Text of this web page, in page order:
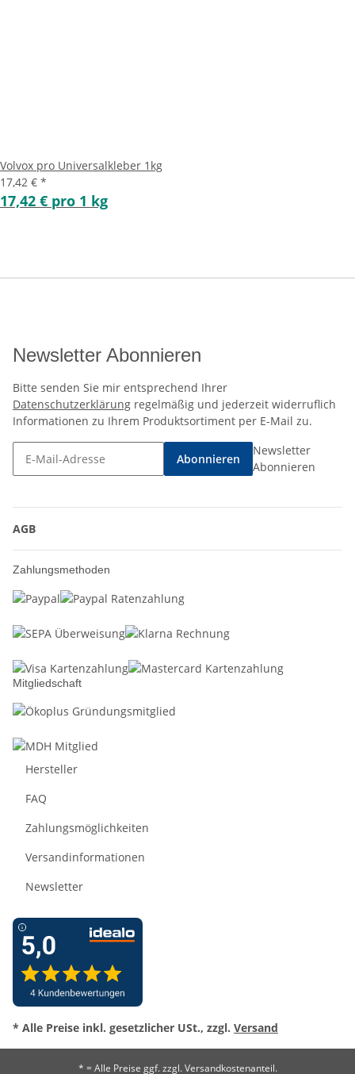
Volvox pro Universalkleber 1kg
17,42 € *
17,42 € pro 1 kg
Newsletter Abonnieren
Bitte senden Sie mir entsprechend Ihrer
Datenschutzerklärung regelmäßig und jederzeit widerruflich
Informationen zu Ihrem Produktsortiment per E-Mail zu.
Abonnieren
Newsletter
Abonnieren
AGB
Zahlungsmethoden
Mitgliedschaft
Hersteller
FAQ
Zahlungsmöglichkeiten
Versandinformationen
Newsletter
* Alle Preise inkl. gesetzlicher USt., zzgl. Versand
* = Alle Preise ggf. zzgl. Versandkostenanteil.